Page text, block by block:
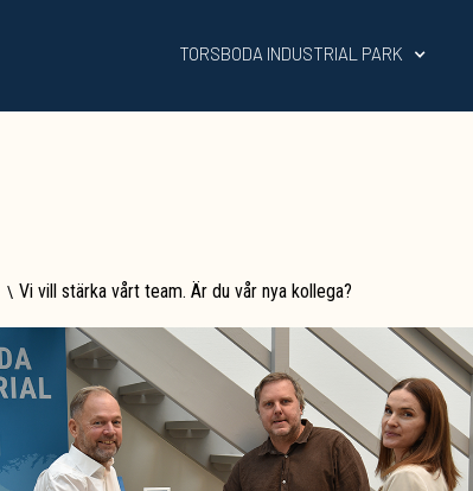
TORSBODA INDUSTRIAL PARK
\ Vi vill stärka vårt team. Är du vår nya kollega?